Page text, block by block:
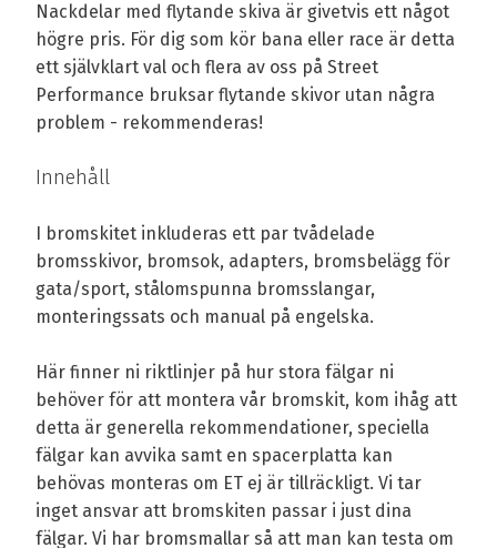
Nackdelar med flytande skiva är givetvis ett något
högre pris. För dig som kör bana eller race är detta
ett självklart val och flera av oss på Street
Performance bruksar flytande skivor utan några
problem - rekommenderas!
Innehåll
I bromskitet inkluderas ett par tvådelade
bromsskivor, bromsok, adapters, bromsbelägg för
gata/sport, stålomspunna bromsslangar,
monteringssats och manual på engelska.
Här finner ni riktlinjer på hur stora fälgar ni
behöver för att montera vår bromskit, kom ihåg att
detta är generella rekommendationer, speciella
fälgar kan avvika samt en spacerplatta kan
behövas monteras om ET ej är tillräckligt. Vi tar
inget ansvar att bromskiten passar i just dina
fälgar. Vi har bromsmallar så att man kan testa om